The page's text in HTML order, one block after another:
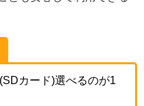
カード)選べるのが1